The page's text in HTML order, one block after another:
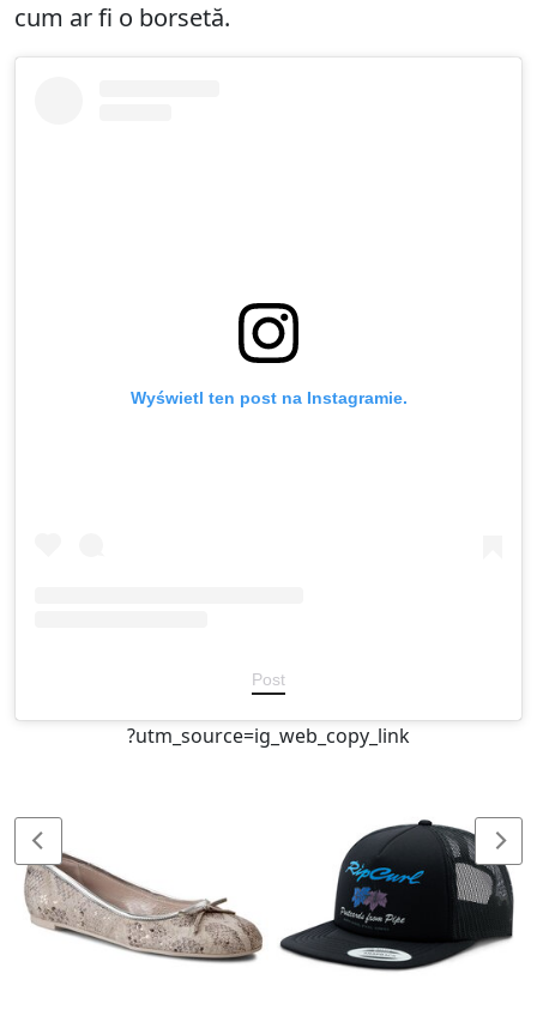
cum ar fi o borsetă.
Wyświetl ten post na Instagramie.
Post
?utm_source=ig_web_copy_link